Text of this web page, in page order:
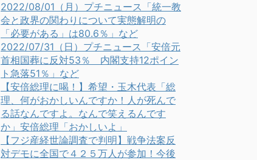
2022/08/01（月）プチニュース「統一教
会と政界の関わりについて実態解明の
「必要がある」は80.6％」など
2022/07/31（日）プチニュース「安倍元
首相国葬に反対53％ 内閣支持12ポイン
ト急落51％」など
【安倍総理に喝！】希望・玉木代表「総
理、何がおかしいんですか！人が死んで
る話なんですよ。なんで笑えるんです
か」安倍総理「おかしいよ」
【フジ産経世論調査で判明】戦争法案反
対デモに全国で４２５万人が参加！今後